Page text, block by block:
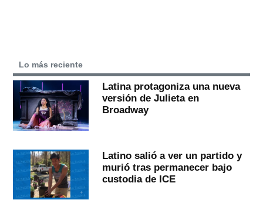
Lo más reciente
Latina protagoniza una nueva
versión de Julieta en
Broadway
Latino salió a ver un partido y
murió tras permanecer bajo
custodia de ICE